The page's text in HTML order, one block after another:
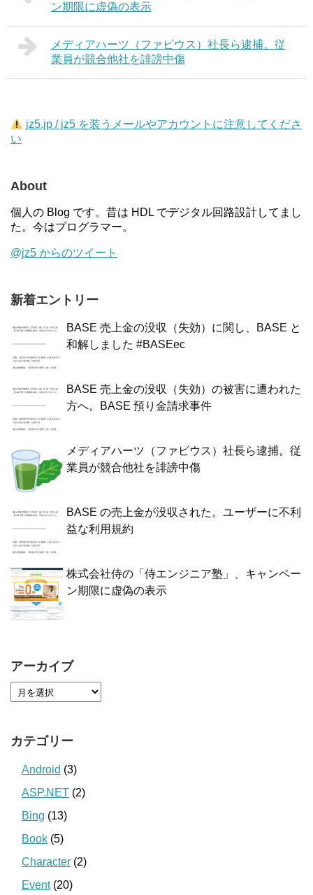
ン期限に虚偽の表示
メディアハーツ（ファビウス）社長ら逮捕。従
業員が競合他社を誹謗中傷
jz5.jp / jz5 を装うメールやアカウントに注意してくださ
い
About
個人の Blog です。昔は HDL でデジタル回路設計してまし
た。今はプログラマー。
@jz5 からのツイート
新着エントリー
BASE 売上金の没収（失効）に関し、BASE と
和解しました #BASEec
BASE 売上金の没収（失効）の被害に遭われた
方へ。BASE 預り金請求事件
メディアハーツ（ファビウス）社長ら逮捕。従
業員が競合他社を誹謗中傷
BASE の売上金が没収された。ユーザーに不利
益な利用規約
株式会社侍の「侍エンジニア塾」、キャンペー
ン期限に虚偽の表示
アーカイブ
カテゴリー
Android (3)
ASP.NET (2)
Bing (13)
Book (5)
Character (2)
Event(20)